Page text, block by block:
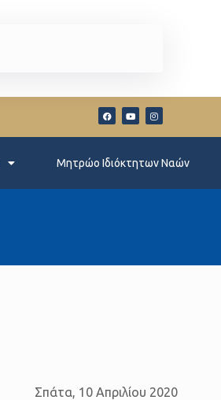
Μητρώο Ιδιόκτητων Ναών
Σπάτα, 10 Απριλίου 2020